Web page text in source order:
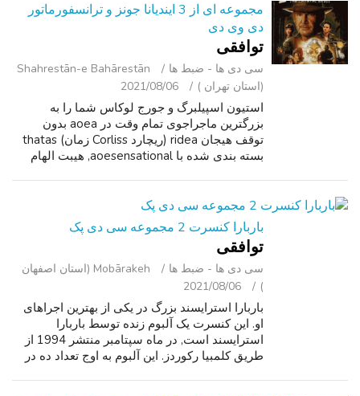
مجموعه ای از 3 ایندیانا جونز و ترانسفورماتور
دی وی دی
توافقی
سی ‌دی ‌ها - ضبط‌ ها
Shahrestān-e Bahārestān
(استان تهران )
2021/08/06
استیون اسپیلبرگ و جورج لوکاس شما را به
بزرگترین ماجراجوی تمام وقت در aoea بدون
توقف هیجان ridea (ریچارد Corliss زمان) thatas
بسته بندی شده با aoesensational, هیبت الهام
باربارا کنسرت 2 مجموعه سی دی پک
توافقی
سی ‌دی ‌ها - ضبط‌ ها
Mobārakeh (استان اصفهان
)
2021/08/06
باربارا استرایسند بزرگ در یکی از بهترین اجراهای
او. این کنسرت یک آلبوم زنده توسط باربارا
استرایسند است, در ماه سپتامبر منتشر 1994 از
طریق کلمبیا رکوردز. این آلبوم به اوج تعداد ده در